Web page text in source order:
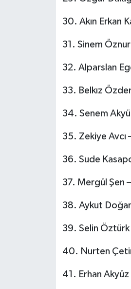
30.⁠ ⁠Akın Erkan
31.⁠ ⁠Sinem
32.⁠ ⁠Alparslan
33.⁠ ⁠Belkız
34.⁠ ⁠Senem
35.⁠ ⁠Zekiye Avcı
36.⁠ ⁠Sude
37.⁠ ⁠Mergül Şen
38.⁠ ⁠Aykut Doğan
39.⁠ ⁠Selin
40.⁠ ⁠Nurten
41.⁠ ⁠Erhan Akyüz